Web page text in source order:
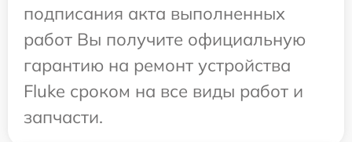
подписания акта выполненных
работ Вы получите официальную
гарантию на ремонт устройства
Fluke сроком на все виды работ и
запчасти.